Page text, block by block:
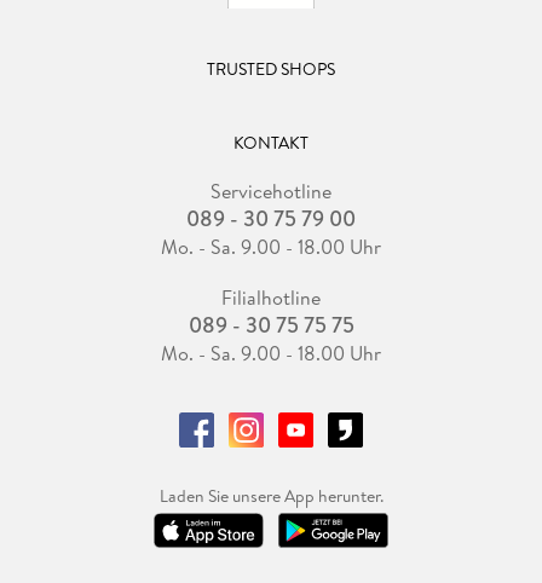
TRUSTED SHOPS
KONTAKT
Servicehotline
089 - 30 75 79 00
Mo. - Sa. 9.00 - 18.00 Uhr
Filialhotline
089 - 30 75 75 75
Mo. - Sa. 9.00 - 18.00 Uhr
Laden Sie unsere App herunter.